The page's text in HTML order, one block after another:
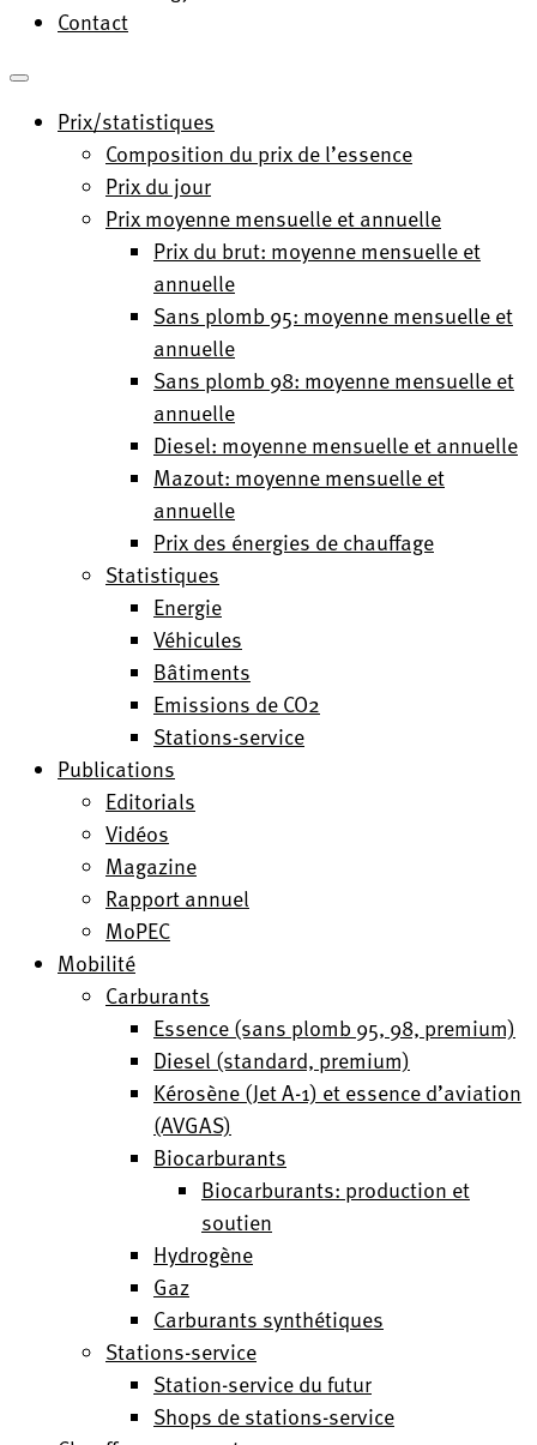
Contact
Prix/statistiques
Composition du prix de l’essence
Prix du jour
Prix moyenne mensuelle et annuelle
Prix du brut: moyenne mensuelle et
annuelle
Sans plomb 95: moyenne mensuelle et
annuelle
Sans plomb 98: moyenne mensuelle et
annuelle
Diesel: moyenne mensuelle et annuelle
Mazout: moyenne mensuelle et
annuelle
Prix des énergies de chauffage
Statistiques
Energie
Véhicules
Bâtiments
Emissions de CO2
Stations-service
Publications
Editorials
Vidéos
Magazine
Rapport annuel
MoPEC
Mobilité
Carburants
Essence (sans plomb 95, 98, premium)
Diesel (standard, premium)
Kérosène (Jet A-1) et essence d’aviation
(AVGAS)
Biocarburants
Biocarburants: production et
soutien
Hydrogène
Gaz
Carburants synthétiques
Stations-service
Station-service du futur
Shops de stations-service